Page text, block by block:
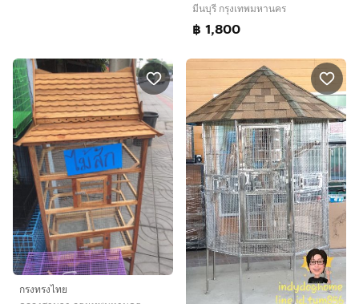
มีนบุรี กรุงเทพมหานคร
฿ 1,800
กรงทรงไทย